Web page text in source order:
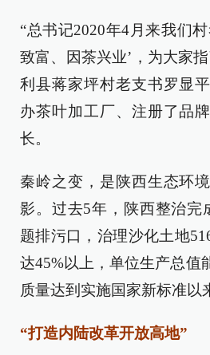
“总书记2020年4月来我们
致富、因茶兴业’，为大家
利县蒋家坪村老支书罗显
办茶叶加工厂、注册了品
长。
秦岭之变，是陕西生态环
影。过去5年，陕西整治完
题排污口，治理沙化土地
达45%以上，单位生产总值
质量达到实施国家新标准以
“打造内陆改革开放高地”